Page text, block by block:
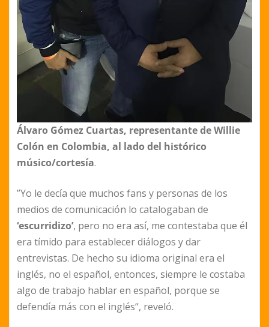
Álvaro Gómez Cuartas, representante de Willie
Colón en Colombia, al lado del histórico
músico/cortesía.
”Yo le decía que muchos fans y personas de los
medios de comunicación lo catalogaban de
‘escurridizo’, pero no era así, me contestaba que él
era tímido para establecer diálogos y dar
entrevistas. De hecho su idioma original era el
inglés, no el español, entonces, siempre le costaba
algo de trabajo hablar en español, porque se
defendía más con el inglés“, reveló.